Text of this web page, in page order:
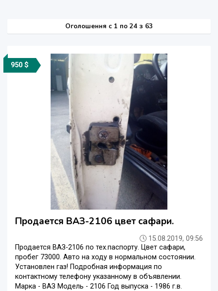
Оголошення c 1 по 24 з 63
950 $
Продается ВАЗ-2106 цвет сафари.
15.08.2019, 09:56
Продается ВАЗ-2106 по тех.паспорту. Цвет сафари,
пробег 73000. Авто на ходу в нормальном состоянии.
Установлен газ! Подробная информация по
контактному телефону указанному в объявлении.
Марка - ВАЗ Модель - 2106 Год выпуска - 1986 г.в.